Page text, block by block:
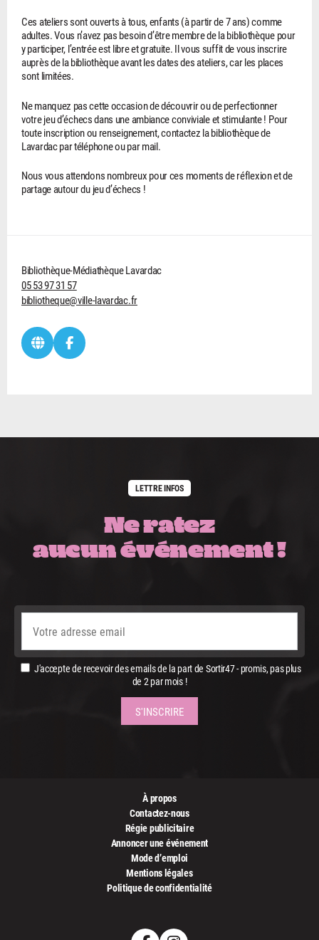
Ces ateliers sont ouverts à tous, enfants (à partir de 7 ans) comme
adultes. Vous n’avez pas besoin d’être membre de la bibliothèque pour
y participer, l’entrée est libre et gratuite. Il vous suffit de vous inscrire
auprès de la bibliothèque avant les dates des ateliers, car les places
sont limitées.
Ne manquez pas cette occasion de découvrir ou de perfectionner
votre jeu d’échecs dans une ambiance conviviale et stimulante ! Pour
toute inscription ou renseignement, contactez la bibliothèque de
Lavardac par téléphone ou par mail.
Nous vous attendons nombreux pour ces moments de réflexion et de
partage autour du jeu d’échecs !
Bibliothèque-Médiathèque Lavardac
05 53 97 31 57
bibliotheque@ville-lavardac.fr
LETTRE INFOS
Ne ratez
aucun événement !
J'accepte de recevoir des emails de la part de Sortir47 - promis, pas plus
de 2 par mois !
À propos
Contactez-nous
Régie publicitaire
Annoncer une événement
Mode d’emploi
Mentions légales
Politique de confidentialité